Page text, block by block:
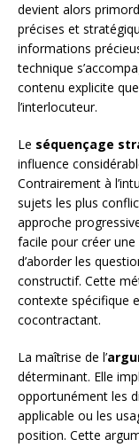
devient alors
précises et
informations
technique
contenu explicite
l’interlocuteur.
Le séquençage
influence
Contrairement à
sujets les plus
approche
facile pour créer
d’aborder les
constructif. Cette
contexte spécifique
cocontractant.
La maîtrise de l’
déterminant. Elle
opportunément les
applicable ou les
position. Cette